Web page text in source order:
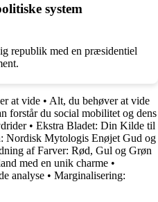
system
republik med en præsidentiel
at vide • Alt, du behøver at vide
forstår du social mobilitet og dens
• Ekstra Bladet: Din Kilde til
Nordisk Mytologis Enøjet Gud og
af Farver: Rød, Gul og Grøn
med en unik charme •
analyse • Marginalisering: